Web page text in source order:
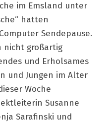
im Emsland unter
hatten
Sendepause.
nicht großartig
und Erholsames
und Jungen im Alter
Woche
Susanne
Sarafinski und